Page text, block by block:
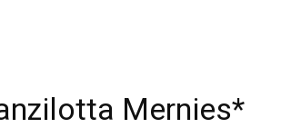
Mernies*